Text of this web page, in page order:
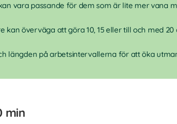
vara passande för dem som är lite mer vana
kan överväga att göra 10, 15 eller till och med
längden på arbetsintervallerna för att öka
min